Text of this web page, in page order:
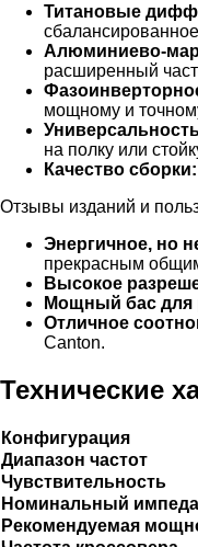
Титановые
Алюминиево-
расширенный
мощному и
на полку или
Качество сборки:
Отзывы изданий и
Энергичное, но
прекрасным
Высокое
Мощный бас для
Отличное
Canton.
Технические
Конфигурация
Диапазон частот
Чувствительность
Номинальный
Рекомендуемая